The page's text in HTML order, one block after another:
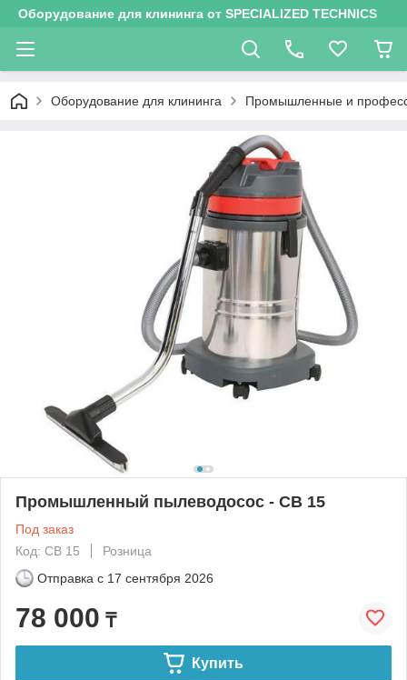
Оборудование для клининга от SPECIALIZED TECHNICS
Оборудование для клининга Промышленные и
Промышленный пылеводосос - CB 15
Под заказ
Код: CB 15
Розница
Отправка с 17 сентября 2026
78 000 ₸
Купить